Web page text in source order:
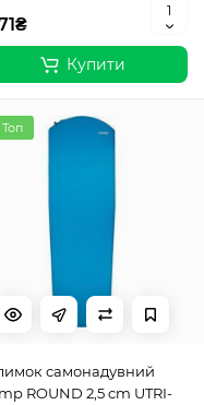
Купити
Топ
самонадувний
ROUND 2,5 cm UTRI-